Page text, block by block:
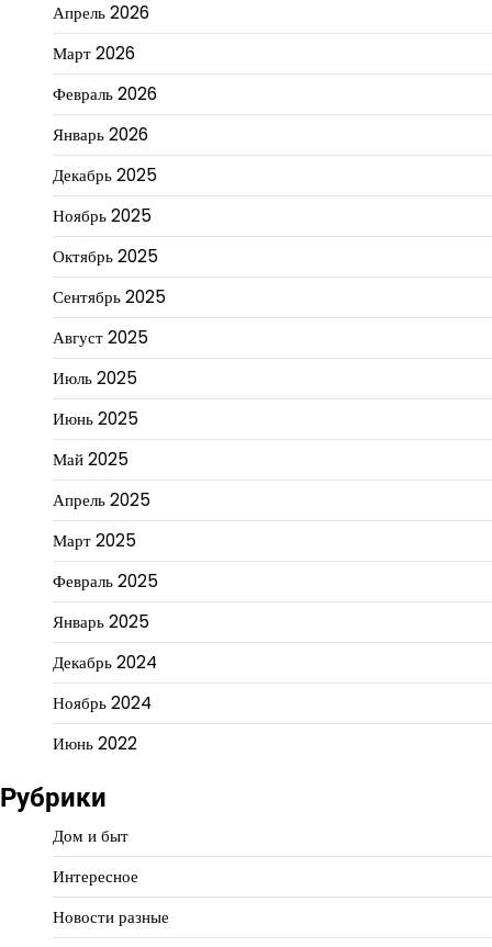
Апрель 2026
Март 2026
Февраль 2026
Январь 2026
Декабрь 2025
Ноябрь 2025
Октябрь 2025
Сентябрь 2025
Август 2025
Июль 2025
Июнь 2025
Май 2025
Апрель 2025
Март 2025
Февраль 2025
Январь 2025
Декабрь 2024
Ноябрь 2024
Июнь 2022
Рубрики
Дом и быт
Интересное
Новости разные